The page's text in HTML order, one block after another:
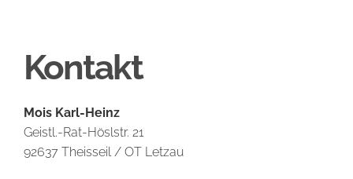
Kontakt
Mois Karl-Heinz
Geistl.-Rat-Höslstr. 21
92637 Theisseil / OT Letzau